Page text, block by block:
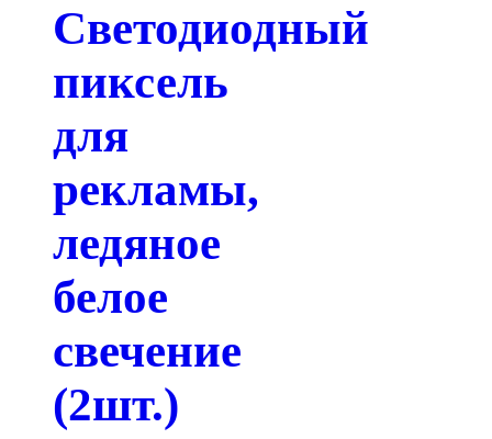
Светодиодный
пиксель
для
рекламы,
ледяное
белое
свечение
(2шт.)